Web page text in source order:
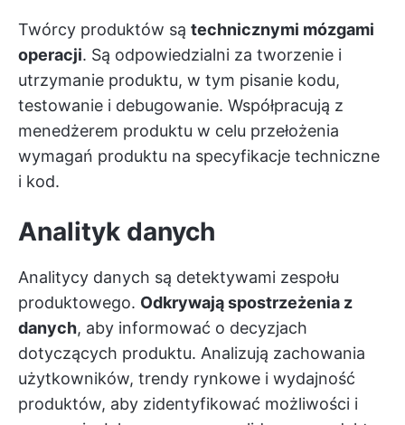
Twórcy produktów są technicznymi mózgami
operacji. Są odpowiedzialni za tworzenie i
utrzymanie produktu, w tym pisanie kodu,
testowanie i debugowanie. Współpracują z
menedżerem produktu w celu przełożenia
wymagań produktu na specyfikacje techniczne
i kod.
Analityk danych
Analitycy danych są detektywami zespołu
produktowego. Odkrywają spostrzeżenia z
danych, aby informować o decyzjach
dotyczących produktu. Analizują zachowania
użytkowników, trendy rynkowe i wydajność
produktów, aby zidentyfikować możliwości i